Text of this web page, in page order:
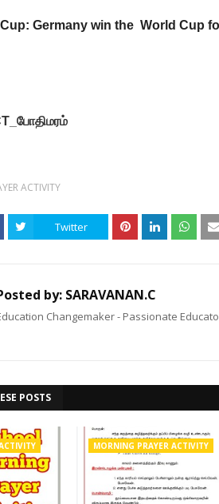
Germany win the World Cup
ACTIVITY
Twitter
by: SARAVANAN.C
Changemaker - Passionate
POSTS
MORNING PRAYER ACTIVITY